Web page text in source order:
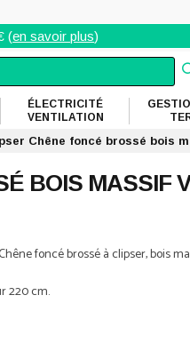
(en savoir plus)
ÉLECTRICITÉ
VENTILATION
Chêne foncé brossé bois
BOIS MASSIF
foncé brossé à clipser, bois
220 cm.